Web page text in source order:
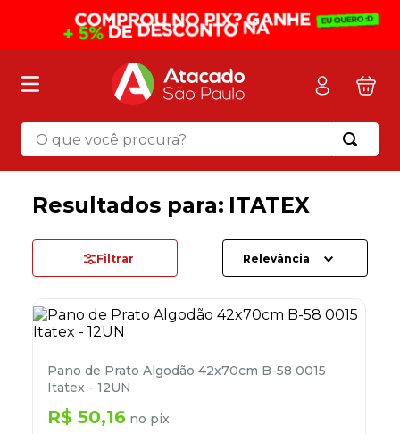
O que você procura?
ITATEX
Filtrar Relevância
Pano de Prato Algodão 42x70cm B-58 0015
Itatex - 12UN
R$ 50,16 no pix
Termos mais buscados
mala
5º pasta
º desinfetante
º lapis